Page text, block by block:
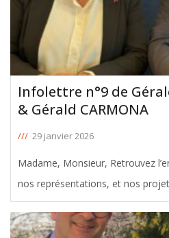
Infolettre n°9 de
& Gérald CARMONA
/// 29 janvier 2026
Madame, Monsieur, Retrouvez l’ensemble de nos actualités,
nos représentations, et nos
Caudéran et Saint-Augustin dans
en cliquant sur le lien ci-contre :